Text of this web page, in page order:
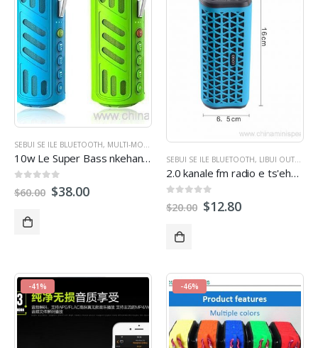
SEBUI SE ILE BLUETOOTH, MULTI-MOSEBETSI DIPUISANO ,LIBUI OUTDOOR
10w Le Super Bass nkehang habobebe keneleng metsi Bluetooth sebui se le 4400mAh powerbank
$60.00 $38.00
SEBUI SE ILE BLUETOOTH, LIBUI OUTDOOR
2.0 kanale fm radio e ts'ehetsa sebui se sa keneleng metsi sa bt ka matsoho a mahala
$20.00 $12.80
-41% -46%